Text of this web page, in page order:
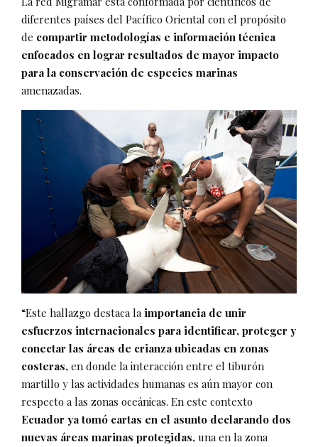
diferentes países del Pacífico Oriental con el propósito
de compartir metodologías e información técnica
enfocados en lograr resultados de mayor impacto
para la conservación de especies marinas
amenazadas.
“Este hallazgo destaca laimportancia de unir
esfuerzos internacionales para identificar, proteger y
conectar las áreas de crianza ubicadas en zonas
costeras, en donde la interacción entre el tiburón
martillo y las actividades humanas es aún mayor con
respecto a las zonas oceánicas. En este contexto
Ecuador ya tomó cartas en el asunto declarando dos
nuevas áreas marinas protegidas, una en la zona